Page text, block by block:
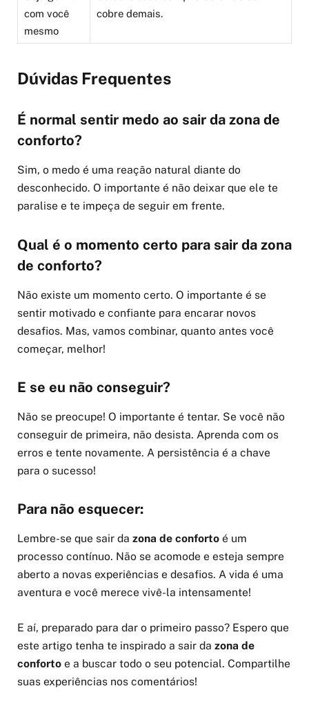
com você
mesmo
cobre demais.
Dúvidas Frequentes
É normal sentir medo ao sair da zona de
conforto?
Sim, o medo é uma reação natural diante do
desconhecido. O importante é não deixar que ele te
paralise e te impeça de seguir em frente.
Qual é o momento certo para sair da zona
de conforto?
Não existe um momento certo. O importante é se
sentir motivado e confiante para encarar novos
desafios. Mas, vamos combinar, quanto antes você
começar, melhor!
E se eu não conseguir?
Não se preocupe! O importante é tentar. Se você não
conseguir de primeira, não desista. Aprenda com os
erros e tente novamente. A persistência é a chave
para o sucesso!
Para não esquecer:
Lembre-se que sair da zona de conforto é um
processo contínuo. Não se acomode e esteja sempre
aberto a novas experiências e desafios. A vida é uma
aventura e você merece vivê-la intensamente!
E aí, preparado para dar o primeiro passo? Espero que
este artigo tenha te inspirado a sair da zona de
conforto e a buscar todo o seu potencial. Compartilhe
suas experiências nos comentários!